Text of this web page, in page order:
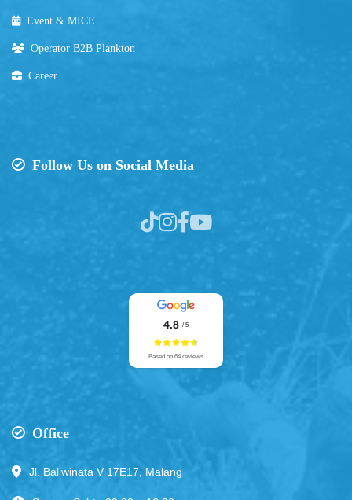
Event & MICE
Operator B2B Plankton
Career
Follow Us on Social Media
4.8 / 5
Based on 64 reviews
Office
Jl. Baliwinata V 17E17, Malang